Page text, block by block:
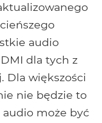
audio
dla tych z
Dla większości
nie będzie to
audio może być